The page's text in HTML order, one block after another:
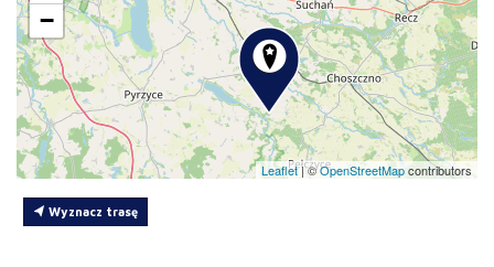
−
Leaflet|©OpenStreetMapcontributors
Wyznacz trasę